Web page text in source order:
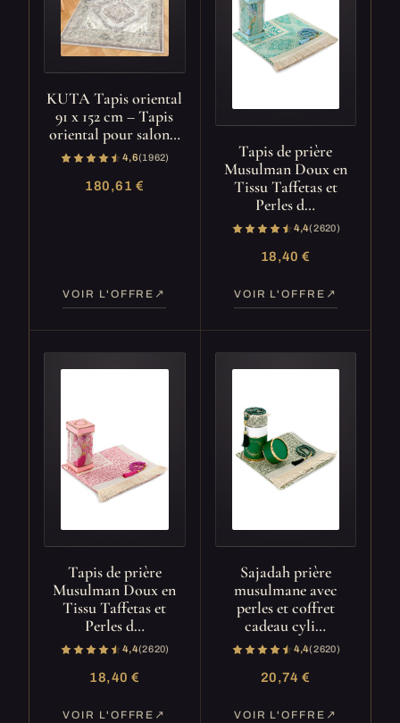
KUTA Tapis oriental
91 x 152 cm – Tapis
oriental pour salon…
4,6(1 962)
180,61 €
VOIR L'OFFRE
Tapis de prière
Musulman Doux en
Tissu Taffetas et
Perles d…
4,4(2 620)
18,40 €
VOIR L'OFFRE
Tapis de prière
Musulman Doux en
Tissu Taffetas et
Perles d…
4,4(2 620)
18,40 €
VOIR L'OFFRE
Sajadah prière
musulmane avec
perles et coffret
cadeau cyli…
4,4(2 620)
20,74 €
VOIR L'OFFRE